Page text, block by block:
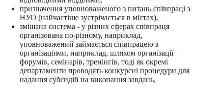
призначення уповноваженого з питань співпраці з
НУО (найчастіше зустрічається в містах),
змішана система - у різних сферах співпраця
організована по-різному, наприклад,
уповноважений займається співпрацею з
організаціями, наприклад, шляхом організації
форумів, семінарів, тренінгів, тоді як окремі
департаменти проводять конкурсні процедури для
надання субсидій на виконання завдань,